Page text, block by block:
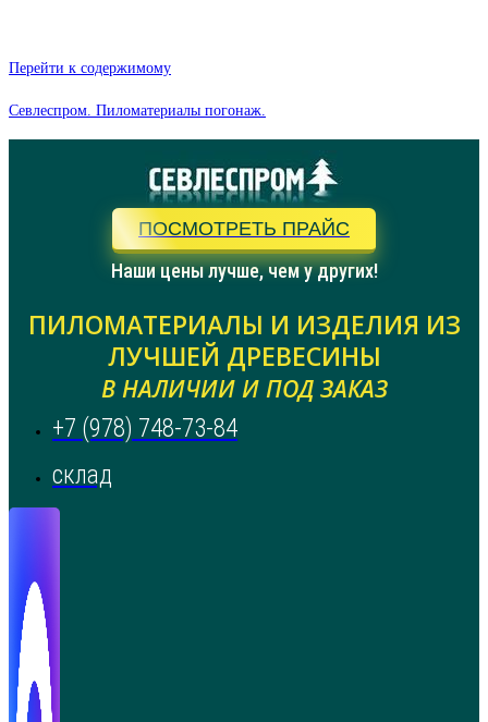
Перейти к содержимому
Севлеспром. Пиломатериалы погонаж.
ПОСМОТРЕТЬ ПРАЙС
Наши цены лучше, чем у других!
ПИЛОМАТЕРИАЛЫ И ИЗДЕЛИЯ ИЗ
ЛУЧШЕЙ ДРЕВЕСИНЫ
В НАЛИЧИИ И ПОД ЗАКАЗ
+7 (978) 748-73-84
склад